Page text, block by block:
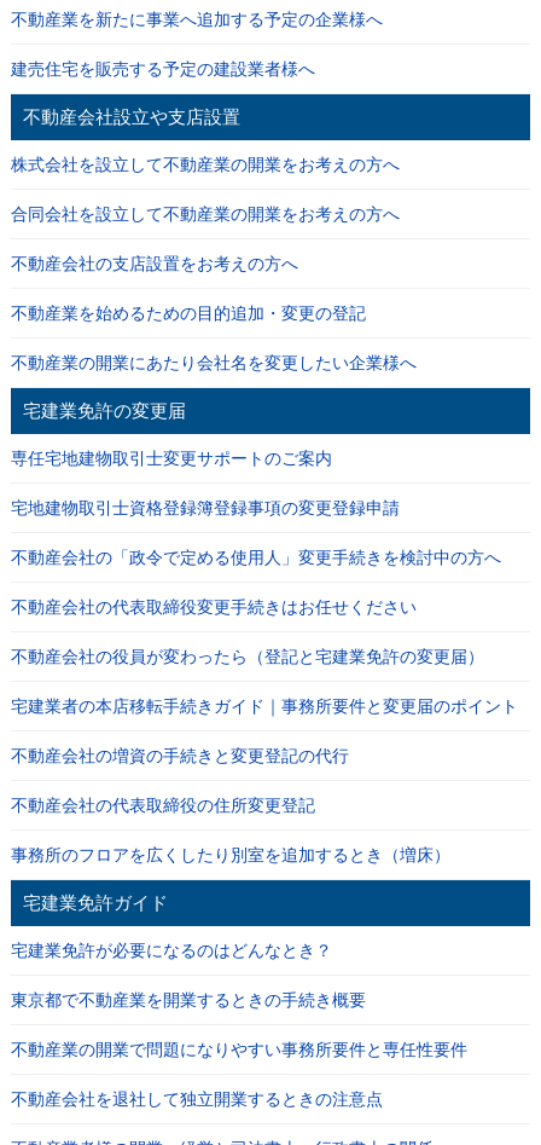
不動産業を新たに事業へ追加する予定の企業様へ
建売住宅を販売する予定の建設業者様へ
不動産会社設立や支店設置
株式会社を設立して不動産業の開業をお考えの方へ
合同会社を設立して不動産業の開業をお考えの方へ
不動産会社の支店設置をお考えの方へ
不動産業を始めるための目的追加・変更の登記
不動産業の開業にあたり会社名を変更したい企業様へ
宅建業免許の変更届
専任宅地建物取引士変更サポートのご案内
宅地建物取引士資格登録簿登録事項の変更登録申請
不動産会社の「政令で定める使用人」変更手続きを検討中の方へ
不動産会社の代表取締役変更手続きはお任せください
不動産会社の役員が変わったら（登記と宅建業免許の変更届）
宅建業者の本店移転手続きガイド｜事務所要件と変更届のポイント
不動産会社の増資の手続きと変更登記の代行
不動産会社の代表取締役の住所変更登記
事務所のフロアを広くしたり別室を追加するとき（増床）
宅建業免許ガイド
宅建業免許が必要になるのはどんなとき？
東京都で不動産業を開業するときの手続き概要
不動産業の開業で問題になりやすい事務所要件と専任性要件
不動産会社を退社して独立開業するときの注意点